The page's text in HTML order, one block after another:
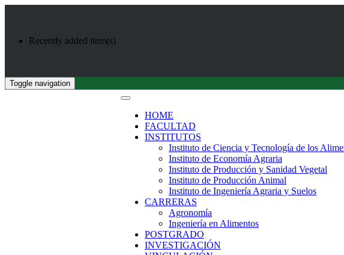
Recently added item(s)
Toggle navigation
HOME
FACULTAD
INSTITUTOS
Instituto de Ciencia y Tecnología de los
Instituto de Economía Agraria
Instituto de Producción y Sanidad Vegetal
Instituto de Producción Animal
Instituto de Ingeniería Agraria y Suelos
CARRERAS
Agronomía
Ingeniería en Alimentos
POSTGRADO
INVESTIGACIÓN